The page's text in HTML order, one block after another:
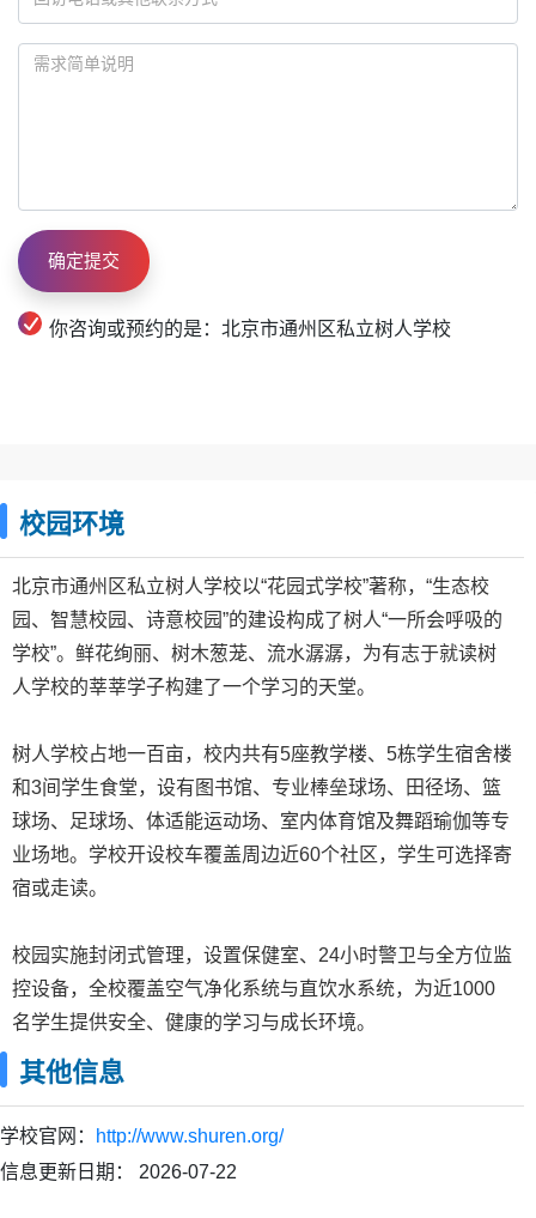
你咨询或预约的是：北京市通州区私立树人学校
校园环境
北京市通州区私立树人学校以“花园式学校”著称，“生态校
园、智慧校园、诗意校园”的建设构成了树人“一所会呼吸的
学校”。鲜花绚丽、树木葱茏、流水潺潺，为有志于就读树
人学校的莘莘学子构建了一个学习的天堂。
树人学校占地一百亩，校内共有5座教学楼、5栋学生宿舍楼
和3间学生食堂，设有图书馆、专业棒垒球场、田径场、篮
球场、足球场、体适能运动场、室内体育馆及舞蹈瑜伽等专
业场地。学校开设校车覆盖周边近60个社区，学生可选择寄
宿或走读。
校园实施封闭式管理，设置保健室、24小时警卫与全方位监
控设备，全校覆盖空气净化系统与直饮水系统，为近1000
名学生提供安全、健康的学习与成长环境。
其他信息
学校官网：
http://www.shuren.org/
信息更新日期：
2026-07-22